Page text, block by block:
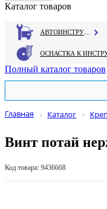
Каталог товаров
Полный каталог товаров
Главная Каталог
Винт потай
Код товара: 9436668